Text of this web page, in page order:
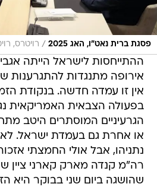
פסגת ברית נאט"ו, האג 2025 / רויטרס,
ההתייחסות לישראל הייתה
אירופה מתנגדות להתגרענות
אין זו עמדה חדשה. בנקודת
בפעולה הצבאית האמריקאית
הגרעיניים המוסתרים היטב
או אחרת גם בעמדת ישראל.
נתניהו, אבל אולי החמצתי
רה"מ קנדה מארק קארני
שהושגה ביום שני בבוקר היא